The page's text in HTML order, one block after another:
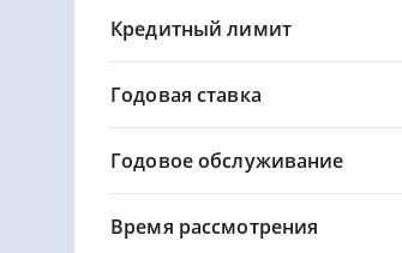
Кредитный лимит
Годовая ставка
Годовое обслуживание
Время рассмотрения